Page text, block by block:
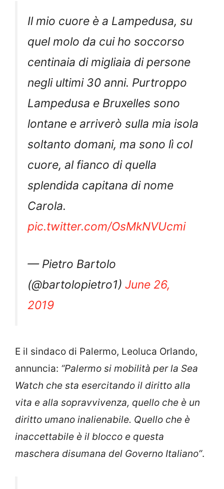
Il mio cuore è a Lampedusa, su
quel molo da cui ho soccorso
centinaia di migliaia di persone
negli ultimi 30 anni. Purtroppo
Lampedusa e Bruxelles sono
lontane e arriverò sulla mia isola
soltanto domani, ma sono lì col
cuore, al fianco di quella
splendida capitana di nome
Carola.
pic.twitter.com/OsMkNVUcmi
— Pietro Bartolo
(@bartolopietro1) June 26,
2019
E il sindaco di Palermo, Leoluca Orlando,
annuncia: “Palermo si mobilità per la Sea
Watch che sta esercitando il diritto alla
vita e alla sopravvivenza, quello che è un
diritto umano inalienabile. Quello che è
inaccettabile è il blocco e questa
maschera disumana del Governo Italiano”.